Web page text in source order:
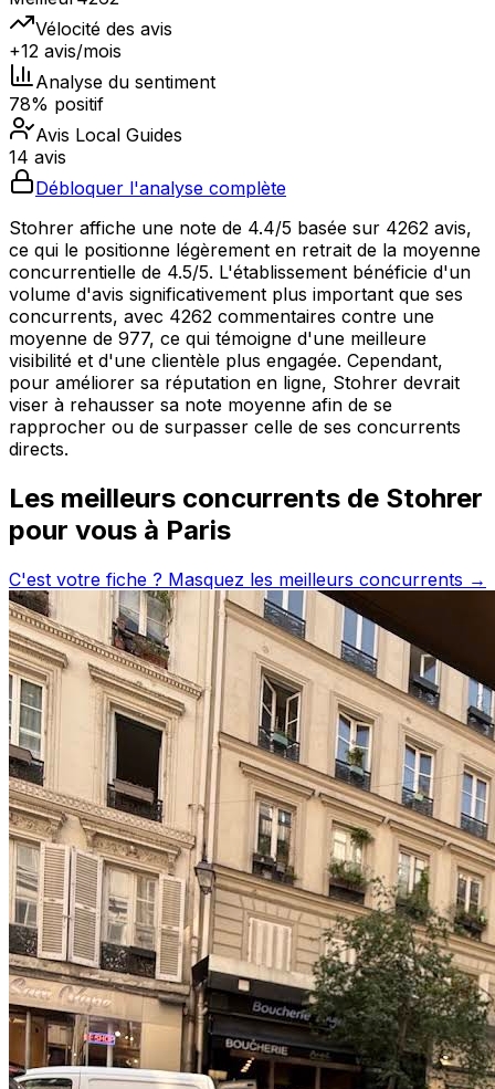
Vélocité des avis
+12 avis/mois
Analyse du sentiment
78% positif
Avis Local Guides
14 avis
Débloquer l'analyse complète
Stohrer affiche une note de 4.4/5 basée sur 4262 avis,
ce qui le positionne légèrement en retrait de la moyenne
concurrentielle de 4.5/5. L'établissement bénéficie d'un
volume d'avis significativement plus important que ses
concurrents, avec 4262 commentaires contre une
moyenne de 977, ce qui témoigne d'une meilleure
visibilité et d'une clientèle plus engagée. Cependant,
pour améliorer sa réputation en ligne, Stohrer devrait
viser à rehausser sa note moyenne afin de se
rapprocher ou de surpasser celle de ses concurrents
directs.
Les meilleurs concurrents de Stohrer
pour vous à Paris
C'est votre fiche ? Masquez les meilleurs concurrents →